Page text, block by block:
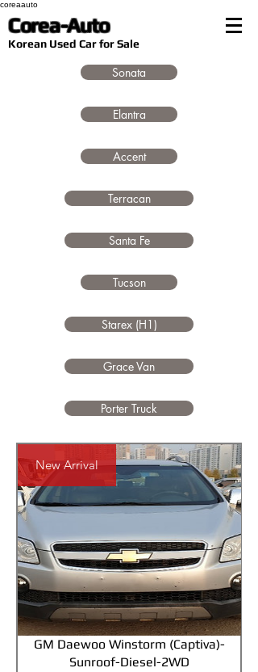
coreaauto
Corea-Auto
​Korean Used Car for Sale
Sonata
Elantra
Accent
Terracan
Santa Fe
Tucson
Starex (H1)
Grace Van
Porter Truck
New Arrival
GM Daewoo Winstorm (Captiva)-
Sunroof-Diesel-2WD